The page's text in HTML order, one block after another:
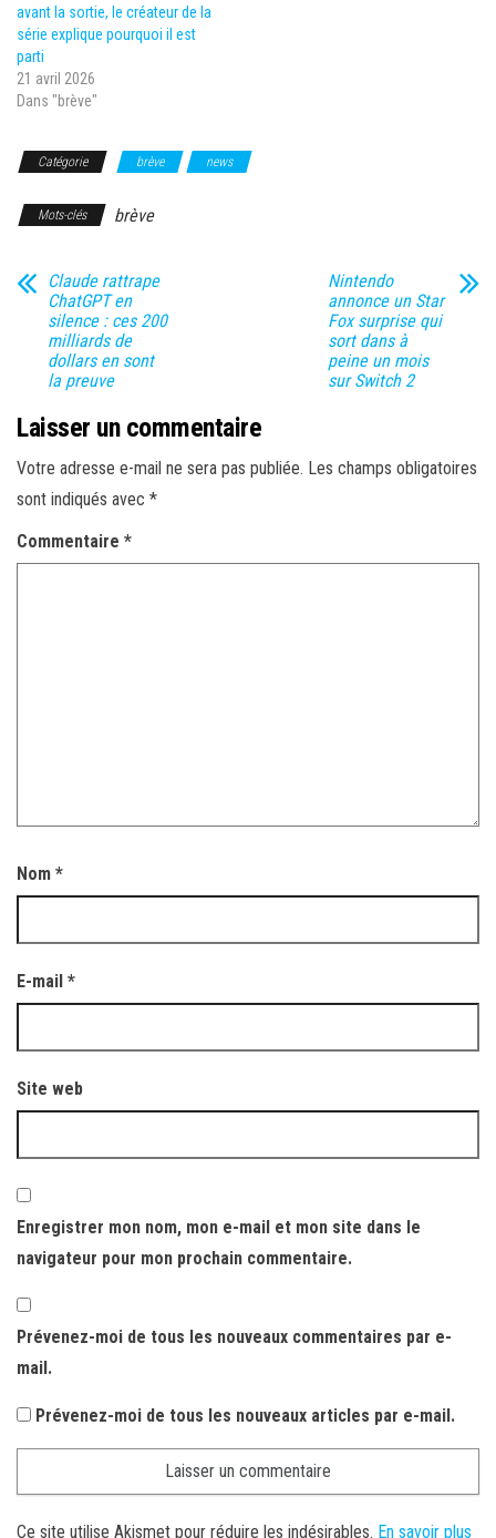
avant la sortie, le créateur de la
série explique pourquoi il est
parti
21 avril 2026
Dans "brève"
Catégorie brève news
Mots-clés brève
Claude rattrape
ChatGPT en
silence : ces 200
milliards de
dollars en sont
la preuve
Nintendo
annonce un Star
Fox surprise qui
sort dans à
peine un mois
sur Switch 2
Laisser un commentaire
Votre adresse e-mail ne sera pas publiée. Les champs obligatoires
sont indiqués avec *
Commentaire *
Nom *
E-mail *
Site web
Enregistrer mon nom, mon e-mail et mon site dans le
navigateur pour mon prochain commentaire.
Prévenez-moi de tous les nouveaux commentaires par e-
mail.
Prévenez-moi de tous les nouveaux articles par e-mail.
Ce site utilise Akismet pour réduire les indésirables. En savoir plus